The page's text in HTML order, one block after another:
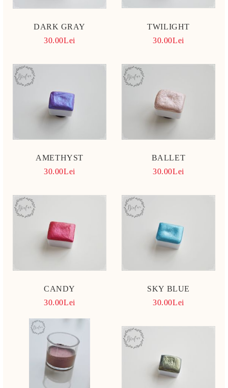
DARK GRAY
30.00Lei
TWILIGHT
30.00Lei
AMETHYST
30.00Lei
BALLET
30.00Lei
CANDY
30.00Lei
SKY BLUE
30.00Lei